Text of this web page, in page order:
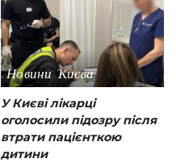
Новини Києва
У Києві лікарці
оголосили підозру після
втрати пацієнткою
дитини